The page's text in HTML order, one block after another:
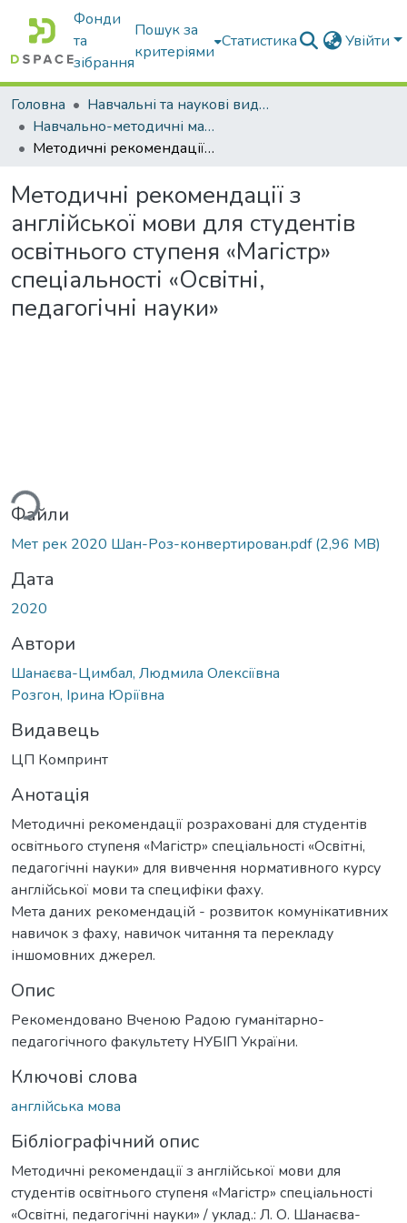
Фонди
та
зібрання
Пошук за
критеріями
Статистика Увійти
Головна
Навчальні та наукові видання
Навчально-методичні матеріали
Методичні рекомендації з англійської мови для студентів освітнього ступеня «Магістр» спеціальності «Освітні, педагогічні науки»
Методичні рекомендації з
англійської мови для студентів
освітнього ступеня «Магістр»
спеціальності «Освітні,
педагогічні науки»
Файли
Мет рек 2020 Шан-Роз-конвертирован.pdf(2,96 MB)
Дата
2020
Автори
Шанаєва-Цимбал, Людмила Олексіївна
Розгон, Ірина Юріївна
Видавець
ЦП Компринт
Анотація
Методичні рекомендації розраховані для студентів
освітнього ступеня «Магістр» спеціальності «Освітні,
педагогічні науки» для вивчення нормативного курсу
англійської мови та специфіки фаху.
Мета даних рекомендацій - розвиток комунікативних
навичок з фаху, навичок читання та перекладу
іншомовних джерел.
Опис
Рекомендовано Вченою Радою гуманітарно-
педагогічного факультету НУБІП України.
Ключові слова
англійська мова
Бібліографічний опис
Методичні рекомендації з англійської мови для
студентів освітнього ступеня «Магістр» спеціальності
«Освітні, педагогічні науки» / уклад.: Л. О. Шанаєва-